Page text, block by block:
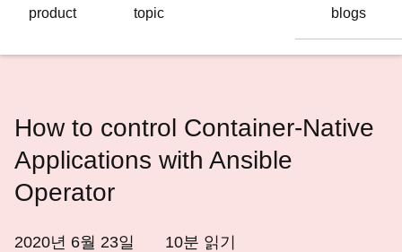
변
product
topic
blogs
How to control Container-Native
Applications with Ansible
Operator
2020년 6월 23일 10분 읽기